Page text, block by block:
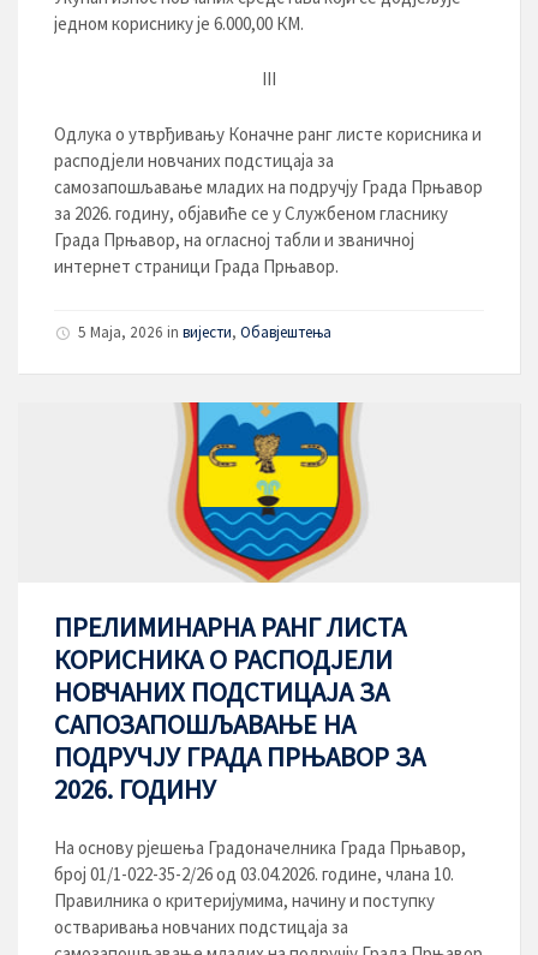
једном кориснику је 6.000,00 КМ.
III
Одлука о утврђивању Коначне ранг листе корисника и
расподјели новчаних подстицаја за
самозапошљавање младих на подручју Града Прњавор
за 2026. годину, објавиће се у Службеном гласнику
Града Прњавор, на огласној табли и званичној
интернет страници Града Прњавор.
5 Maja, 2026 in вијести, Обавјештења
ПРЕЛИМИНАРНА РАНГ ЛИСТА
КОРИСНИКА О РАСПОДЈЕЛИ
НОВЧАНИХ ПОДСТИЦАЈА ЗА
САПОЗАПОШЉАВАЊЕ НА
ПОДРУЧЈУ ГРАДА ПРЊАВОР ЗА
2026. ГОДИНУ
На основу рјешења Градоначелника Града Прњавор,
број 01/1-022-35-2/26 од 03.04.2026. године, члана 10.
Правилника о критеријумима, начину и поступку
остваривања новчаних подстицаја за